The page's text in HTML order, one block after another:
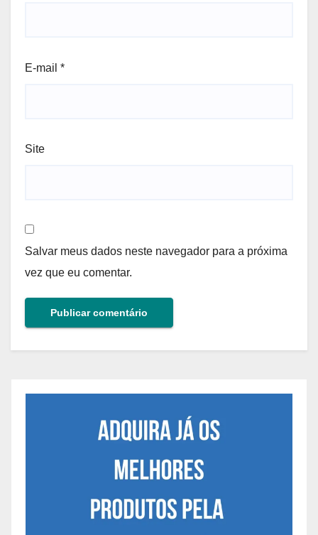
E-mail *
Site
Salvar meus dados neste navegador para a próxima
vez que eu comentar.